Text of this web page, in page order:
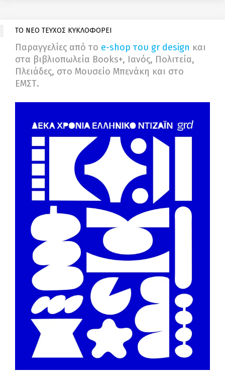
ΤΟ ΝΕΟ ΤΕΥΧΟΣ ΚΥΚΛΟΦΟΡΕΙ
Παραγγελίες από το e-shop του gr design και
στα βιβλιοπωλεία Books+, Ιανός, Πολιτεία,
Πλειάδες, στο Μουσείο Μπενάκη και στο
ΕΜΣΤ.